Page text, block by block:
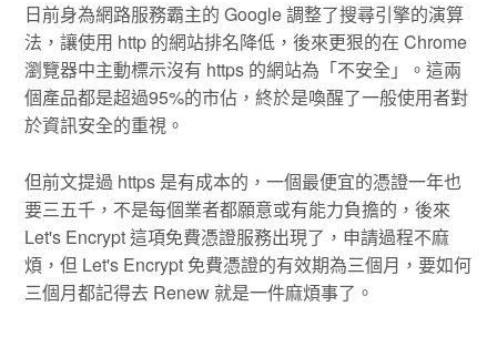
日前身為網路服務霸主的 Google 調整了搜尋引擎的演算
法，讓使用 http 的網站排名降低，後來更狠的在 Chrome
瀏覽器中主動標示沒有 https 的網站為「不安全」。這兩
個產品都是超過95%的市佔，終於是喚醒了一般使用者對
於資訊安全的重視。
但前文提過 https 是有成本的，一個最便宜的憑證一年也
要三五千，不是每個業者都願意或有能力負擔的，後來
Let's Encrypt 這項免費憑證服務出現了，申請過程不麻
煩，但 Let's Encrypt 免費憑證的有效期為三個月，要如何
三個月都記得去 Renew 就是一件麻煩事了。